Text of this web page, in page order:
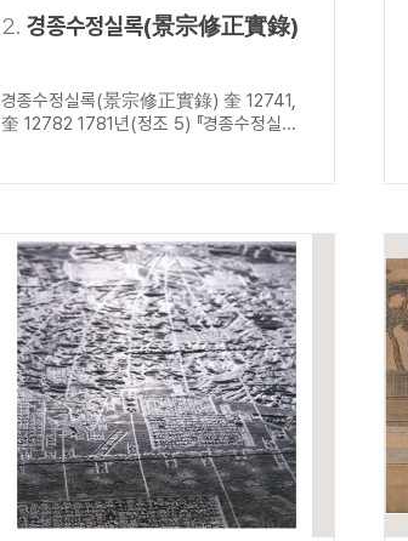
2. 경종수정실록(景宗修正實錄)
경종수정실록(景宗修正實錄) 奎 12741,
奎 12782 1781년(정조 5) 『경종수정실...